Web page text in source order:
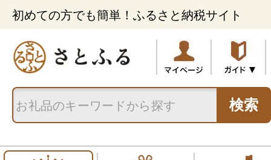
初めての方でも簡単！ふるさと納税サイト
検索